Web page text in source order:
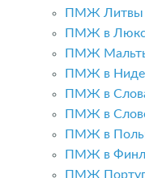
ПМЖ Литвы
ПМЖ в
ПМЖ
ПМЖ в
ПМЖ в
ПМЖ в
ПМЖ в
ПМЖ в
ПМЖ